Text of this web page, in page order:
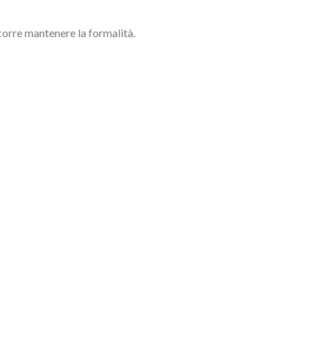
mantenere la formalità.